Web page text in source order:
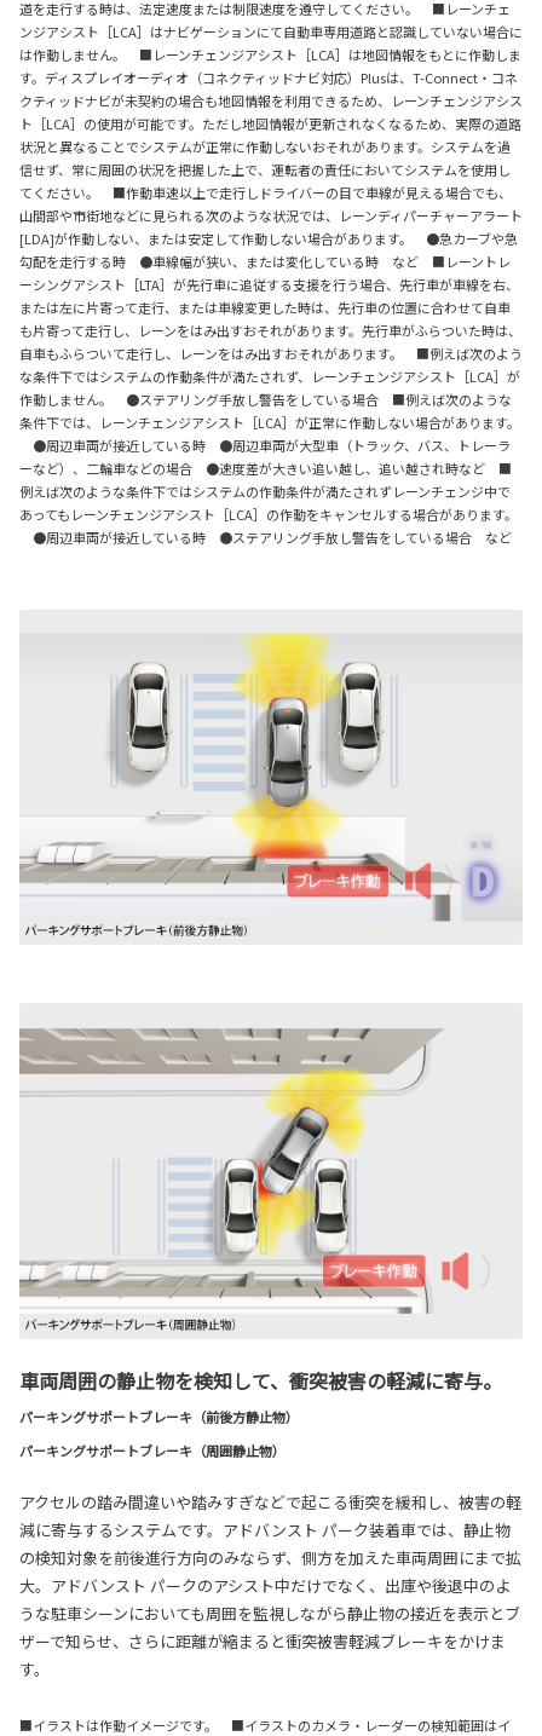
道を走行する時は、法定速度または制限速度を遵守してください。 ■レーンチェ
ンジアシスト［LCA］はナビゲーションにて自動車専用道路と認識していない場合に
は作動しません。 ■レーンチェンジアシスト［LCA］は地図情報をもとに作動しま
す。ディスプレイオーディオ（コネクティッドナビ対応）Plusは、T-Connect・コネ
クティッドナビが未契約の場合も地図情報を利用できるため、レーンチェンジアシス
ト［LCA］の使用が可能です。ただし地図情報が更新されなくなるため、実際の道路
状況と異なることでシステムが正常に作動しないおそれがあります。システムを過
信せず、常に周囲の状況を把握した上で、運転者の責任においてシステムを使用し
てください。 ■作動車速以上で走行しドライバーの目で車線が見える場合でも、
山間部や市街地などに見られる次のような状況では、レーンディパーチャーアラート
[LDA]が作動しない、または安定して作動しない場合があります。 ●急カーブや急
勾配を走行する時 ●車線幅が狭い、または変化している時 など ■レーントレ
ーシングアシスト［LTA］が先行車に追従する支援を行う場合、先行車が車線を右、
または左に片寄って走行、または車線変更した時は、先行車の位置に合わせて自車
も片寄って走行し、レーンをはみ出すおそれがあります。先行車がふらついた時は、
自車もふらついて走行し、レーンをはみ出すおそれがあります。 ■例えば次のよう
な条件下ではシステムの作動条件が満たされず、レーンチェンジアシスト［LCA］が
作動しません。 ●ステアリング手放し警告をしている場合 ■例えば次のような
条件下では、レーンチェンジアシスト［LCA］が正常に作動しない場合があります。
●周辺車両が接近している時 ●周辺車両が大型車（トラック、バス、トレーラ
ーなど）、二輪車などの場合 ●速度差が大きい追い越し、追い越され時など ■
例えば次のような条件下ではシステムの作動条件が満たされずレーンチェンジ中で
あってもレーンチェンジアシスト［LCA］の作動をキャンセルする場合があります。
●周辺車両が接近している時 ●ステアリング手放し警告をしている場合 など
車両周囲の静止物を検知して、衝突被害の軽減に寄与。
パーキングサポートブレーキ（前後方静止物）
パーキングサポートブレーキ（周囲静止物）
アクセルの踏み間違いや踏みすぎなどで起こる衝突を緩和し、被害の軽
減に寄与するシステムです。アドバンスト パーク装着車では、静止物
の検知対象を前後進行方向のみならず、側方を加えた車両周囲にまで拡
大。アドバンスト パークのアシスト中だけでなく、出庫や後退中のよ
うな駐車シーンにおいても周囲を監視しながら静止物の接近を表示とブ
ザーで知らせ、さらに距離が縮まると衝突被害軽減ブレーキをかけま
す。
■イラストは作動イメージです。 ■イラストのカメラ・レーダーの検知範囲はイ